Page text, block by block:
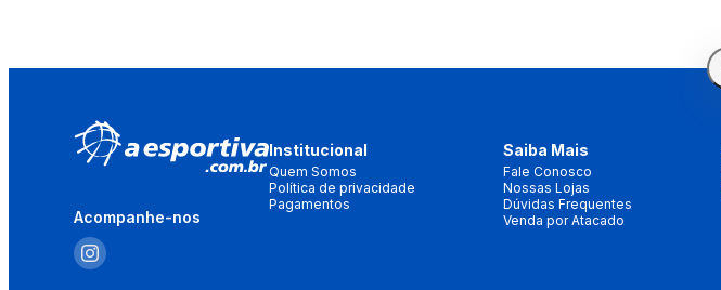
Acompanhe-nos
Institucional
Quem Somos
Política de privacidade
Pagamentos
Saiba Mais
Fale Conosco
Nossas Lojas
Dúvidas Frequentes
Venda por Atacado